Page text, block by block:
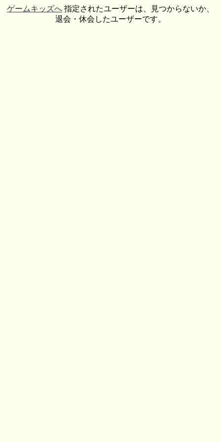
ゲームキッズへ 指定されたユーザーは、見つからないか、
退会・休会したユーザーです。